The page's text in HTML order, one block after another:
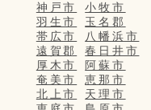
神戸市
小牧市
羽生市
玉名郡
帯広市
八幡浜市
遠賀郡
春日井市
厚木市
阿蘇市
奄美市
恵那市
北上市
天理市